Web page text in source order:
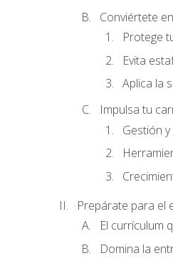
Conviértete
Protege
Evita
Aplica la
Impulsa tu
Gestión
Prepárate para el
El currículum
Domina la